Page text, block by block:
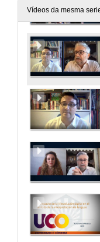
Vídeos da mesma